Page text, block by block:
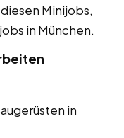
Minijobs,
in München.
in